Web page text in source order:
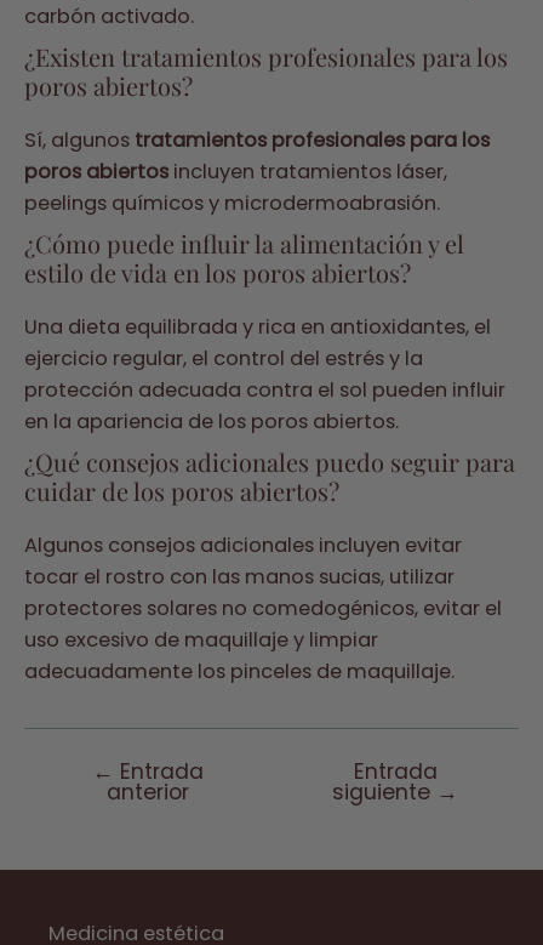
carbón activado.
¿Existen tratamientos profesionales para los
poros abiertos?
Sí, algunos tratamientos profesionales para los
poros abiertos incluyen tratamientos láser,
peelings químicos y microdermoabrasión.
¿Cómo puede influir la alimentación y el
estilo de vida en los poros abiertos?
Una dieta equilibrada y rica en antioxidantes, el
ejercicio regular, el control del estrés y la
protección adecuada contra el sol pueden influir
en la apariencia de los poros abiertos.
¿Qué consejos adicionales puedo seguir para
cuidar de los poros abiertos?
Algunos consejos adicionales incluyen evitar
tocar el rostro con las manos sucias, utilizar
protectores solares no comedogénicos, evitar el
uso excesivo de maquillaje y limpiar
adecuadamente los pinceles de maquillaje.
Navegación
← Entrada
anterior
Entrada
siguiente →
Medicina estética